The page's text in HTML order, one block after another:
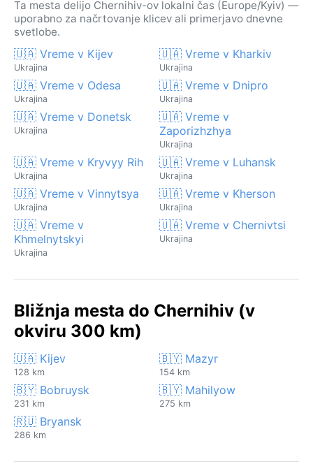
Ta mesta delijo Chernihiv-ov lokalni čas (Europe/Kyiv) —
uporabno za načrtovanje klicev ali primerjavo dnevne
svetlobe.
🇺🇦 Vreme v Kijev
Ukrajina
🇺🇦 Vreme v Kharkiv
Ukrajina
🇺🇦 Vreme v Odesa
Ukrajina
🇺🇦 Vreme v Dnipro
Ukrajina
🇺🇦 Vreme v Donetsk
Ukrajina
🇺🇦 Vreme v
Zaporizhzhya
Ukrajina
🇺🇦 Vreme v Kryvyy Rih
Ukrajina
🇺🇦 Vreme v Luhansk
Ukrajina
🇺🇦 Vreme v Vinnytsya
Ukrajina
🇺🇦 Vreme v Kherson
Ukrajina
🇺🇦 Vreme v
Khmelnytskyi
Ukrajina
🇺🇦 Vreme v Chernivtsi
Ukrajina
Bližnja mesta do Chernihiv (v
okviru 300 km)
🇺🇦 Kijev
128 km
🇧🇾 Mazyr
154 km
🇧🇾 Bobruysk
231 km
🇧🇾 Mahilyow
275 km
🇷🇺 Bryansk
286 km